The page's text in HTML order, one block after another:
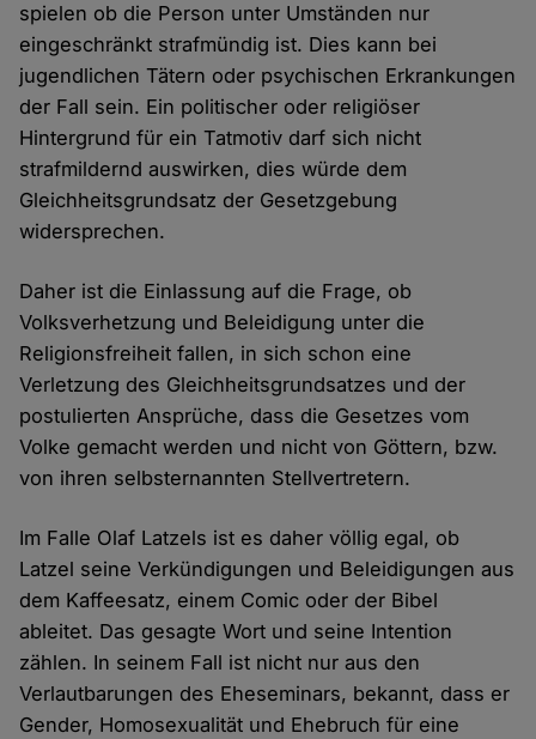
spielen ob die Person unter Umständen nur
eingeschränkt strafmündig ist. Dies kann bei
jugendlichen Tätern oder psychischen Erkrankungen
der Fall sein. Ein politischer oder religiöser
Hintergrund für ein Tatmotiv darf sich nicht
strafmildernd auswirken, dies würde dem
Gleichheitsgrundsatz der Gesetzgebung
widersprechen.
Daher ist die Einlassung auf die Frage, ob
Volksverhetzung und Beleidigung unter die
Religionsfreiheit fallen, in sich schon eine
Verletzung des Gleichheitsgrundsatzes und der
postulierten Ansprüche, dass die Gesetzes vom
Volke gemacht werden und nicht von Göttern, bzw.
von ihren selbsternannten Stellvertretern.
Im Falle Olaf Latzels ist es daher völlig egal, ob
Latzel seine Verkündigungen und Beleidigungen aus
dem Kaffeesatz, einem Comic oder der Bibel
ableitet. Das gesagte Wort und seine Intention
zählen. In seinem Fall ist nicht nur aus den
Verlautbarungen des Eheseminars, bekannt, dass er
Gender, Homosexualität und Ehebruch für eine